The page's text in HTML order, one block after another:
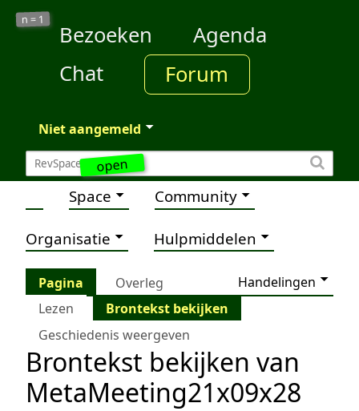
open
n = 1
Bezoeken
Agenda
Chat
Forum
Niet aangemeld
Space Community
Organisatie Hulpmiddelen
Pagina Overleg
Handelingen
Lezen
Brontekst bekijken
Geschiedenis weergeven
Brontekst bekijken van
MetaMeeting21x09x28